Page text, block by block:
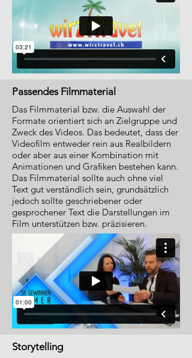
Passendes Filmmaterial
Das Filmmaterial bzw. die Auswahl der
Formate orientiert sich an Zielgruppe und
Zweck des Videos. Das bedeutet, dass der
Videofilm entweder rein aus Realbildern
oder aber aus einer Kombination mit
Animationen und Grafiken bestehen kann.
Das Filmmaterial sollte auch ohne viel
Text gut verständlich sein, grundsätzlich
jedoch sollte geschriebener oder
gesprochener Text die Darstellungen im
Film unterstützen bzw. präzisieren.
Storytelling